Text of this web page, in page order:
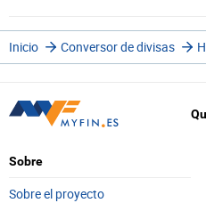
Inicio Conversor de divisas
Sobre
Sobre el proyecto